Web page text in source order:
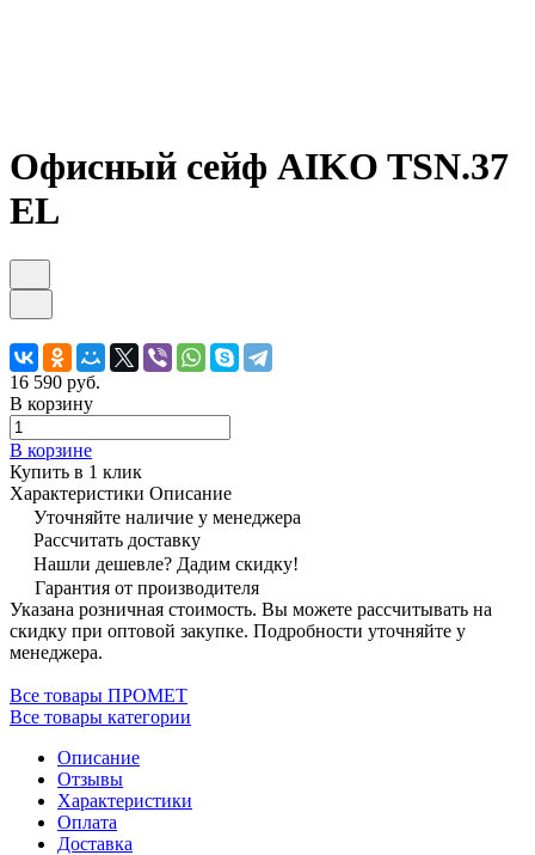
Офисный сейф AIKO TSN.37
EL
16 590 руб.
В корзину
В корзине
Купить в 1 клик
Характеристики Описание
Уточняйте наличие у менеджера
Рассчитать доставку
Нашли дешевле? Дадим скидку!
Гарантия от производителя
Указана розничная стоимость. Вы можете рассчитывать на
скидку при оптовой закупке. Подробности уточняйте у
менеджера.
Все товары ПРОМЕТ
Все товары категории
Описание
Отзывы
Характеристики
Оплата
Доставка